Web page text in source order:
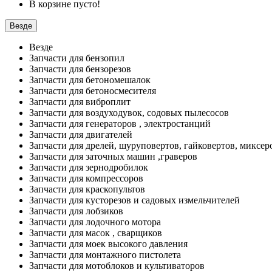
В корзине пусто!
Везде
Везде
Запчасти для бензопил
Запчасти для бензорезов
Запчасти для бетономешалок
Запчасти для бетоносмесителя
Запчасти для виброплит
Запчасти для воздуходувок, содовых пылесосов
Запчасти для генераторов , электростанций
Запчасти для двигателей
Запчасти для дрелей, шуруповертов, гайковертов,
Запчасти для заточных машин ,граверов
Запчасти для зернодробилок
Запчасти для компрессоров
Запчасти для краскопультов
Запчасти для кусторезов и садовых измельчителей
Запчасти для лобзиков
Запчасти для лодочного мотора
Запчасти для масок , сварщиков
Запчасти для моек высокого давления
Запчасти для монтажного пистолета
Запчасти для мотоблоков и культиваторов